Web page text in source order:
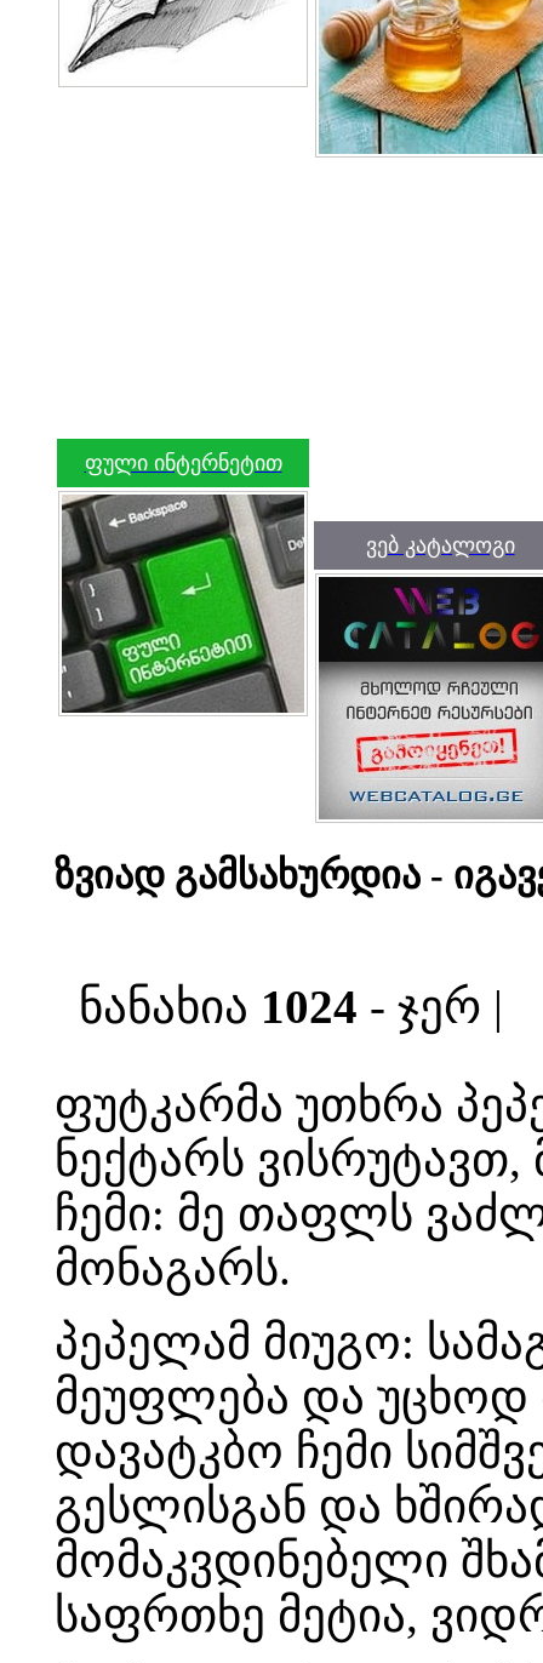
ფული ინტერნეტით
ვებ კატალოგი
ზვიად გამსახურდია -
ნანახია 1024 - ჯერ |
ფუტკარმა უთხრა
ნექტარს
ჩემი: მე თაფლს
მონაგარს.
პეპელამ მიუგო:
მეუფლება და უცხოდ
დავატკბო ჩემი
გესლისგან და
მომაკვდინებელი
საფრთხე მეტია,